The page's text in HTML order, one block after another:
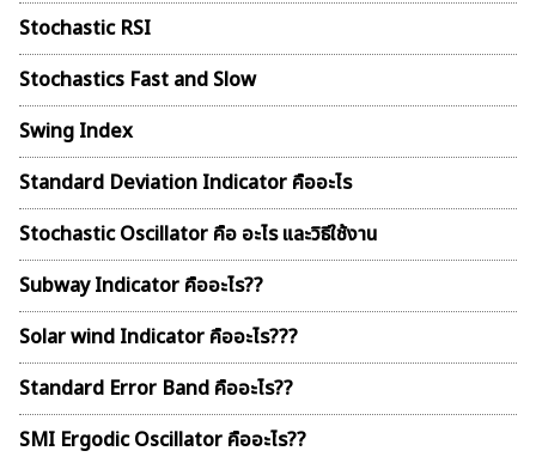
Stochastic RSI
Stochastics Fast and Slow
Swing Index
Standard Deviation Indicator คืออะไร
Stochastic Oscillator คือ อะไร และวิธีใช้งาน
Subway Indicator คืออะไร??
Solar wind Indicator คืออะไร???
Standard Error Band คืออะไร??
SMI Ergodic Oscillator คืออะไร??